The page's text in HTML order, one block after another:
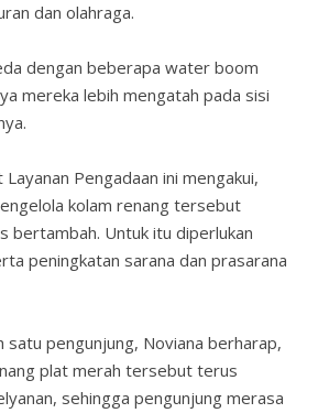
dan olahraga.
dengan beberapa water boom
mereka lebih mengatah pada sisi
Pengadaan ini mengakui,
kolam renang tersebut
bertambah. Untuk itu diperlukan
peningkatan sarana dan prasarana
satu pengunjung, Noviana berharap,
plat merah tersebut terus
sehingga pengunjung merasa